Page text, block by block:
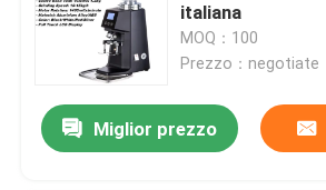
Mostra VR
Circa noi
italiana
MOQ：100
Prezzo：negotiate
Miglior prezzo